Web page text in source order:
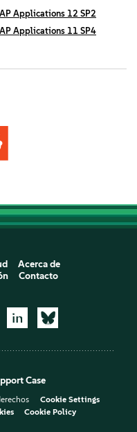
Applications 12 SP2
Applications 11 SP4
Acerca de
Contacto
Case
Cookie Settings
Cookie Policy